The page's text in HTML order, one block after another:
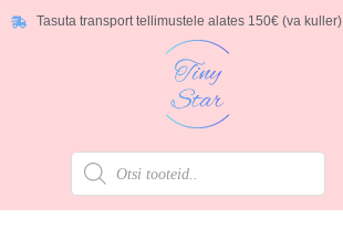
Tasuta transport tellimustele alates 150€ (va kuller)